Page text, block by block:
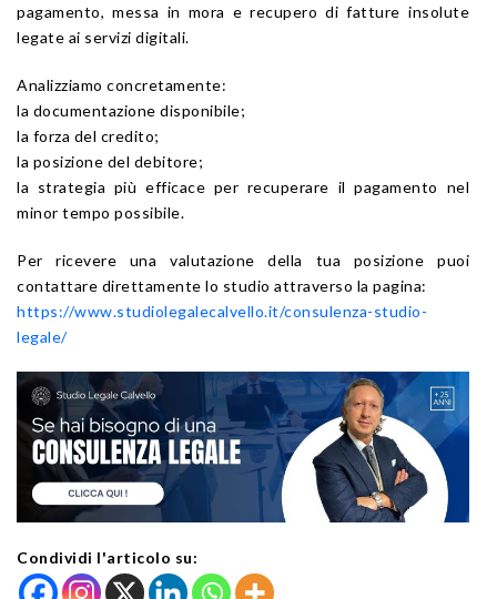
pagamento, messa in mora e recupero di fatture insolute
legate ai servizi digitali.
Analizziamo concretamente:
la documentazione disponibile;
la forza del credito;
la posizione del debitore;
la strategia più efficace per recuperare il pagamento nel
minor tempo possibile.
Per ricevere una valutazione della tua posizione puoi
contattare direttamente lo studio attraverso la pagina:
https://www.studiolegalecalvello.it/consulenza-studio-
legale/
Condividi l'articolo su: